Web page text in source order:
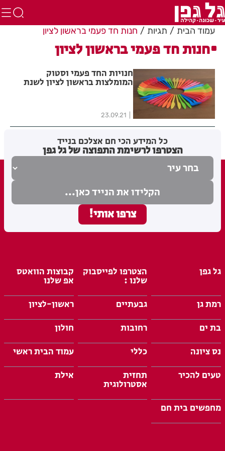
עמוד הבית תגיות חנות חד פעמי בראשון לציון
חנות חד פעמי בראשון לציון
חנויות החד פעמי וסטוק
המומלצות בראשון לציון לשנת
23.09.21
כל המידע הכי חם אצלכם בנייד
הצטרפו לרשימת התפוצה של גל גפן
גל גפן הצטרפו לפייסבוק
שלנו :
קבוצות הוואטס
אפ שלנו
רמת גן
גבעתיים
ראשון-לציון
בת ים
רחובות
חולון
נס ציונה
כללי
עמוד הבית ראשי
טעים להכיר
תחזית
אסטרולוגית
אילת
מחפשים בית חם